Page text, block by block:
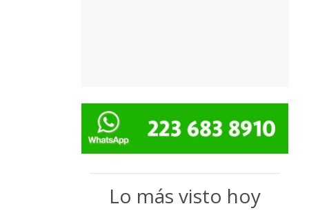
Lo más visto hoy